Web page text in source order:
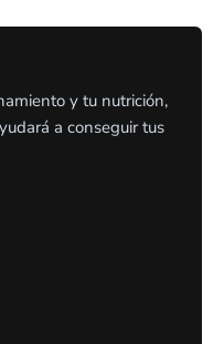
y tu nutrición,
a conseguir tus